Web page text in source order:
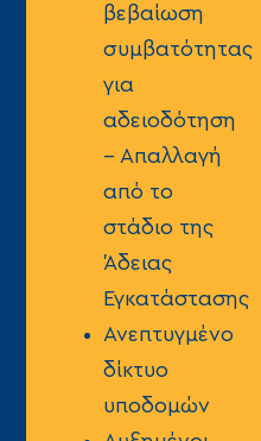
βεβαίωση
συμβατότητας
για
αδειοδότηση
– Απαλλαγή
από το
στάδιο της
Άδειας
Εγκατάστασης
Ανεπτυγμένο
δίκτυο
υποδομών